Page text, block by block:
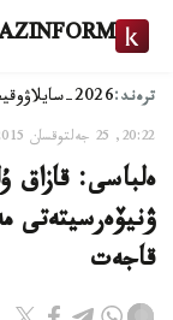
ترەند:2026-سايلاۋ
20:22, 25 جەلتوقسان 2015
ەلباسى: قازاق
قاجەت